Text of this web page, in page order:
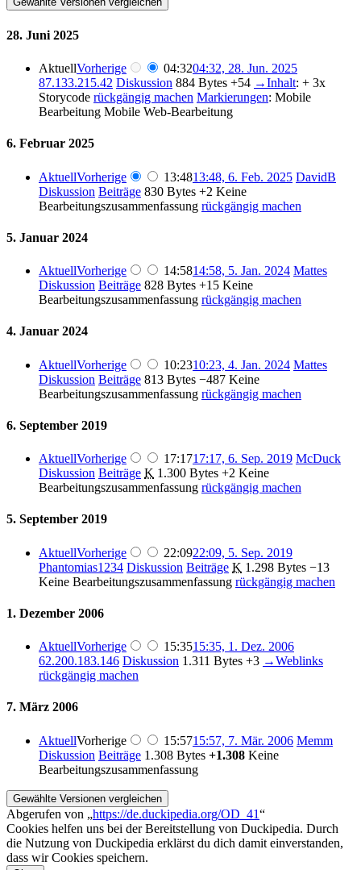
28. Juni 2025
AktuellVorherige 04:3204:32, 28. Jun. 2025
87.133.215.42 Diskussion 884 Bytes +54 →Inhalt: + 3x
Storycode rückgängig machen Markierungen: Mobile
Bearbeitung Mobile Web-Bearbeitung
6. Februar 2025
AktuellVorherige 13:4813:48, 6. Feb. 2025 DavidB
Diskussion Beiträge 830 Bytes +2 Keine
Bearbeitungszusammenfassung rückgängig machen
5. Januar 2024
AktuellVorherige 14:5814:58, 5. Jan. 2024 Mattes
Diskussion Beiträge 828 Bytes +15 Keine
Bearbeitungszusammenfassung rückgängig machen
4. Januar 2024
AktuellVorherige 10:2310:23, 4. Jan. 2024 Mattes
Diskussion Beiträge 813 Bytes −487 Keine
Bearbeitungszusammenfassung rückgängig machen
6. September 2019
AktuellVorherige 17:1717:17, 6. Sep. 2019 McDuck
Diskussion Beiträge K 1.300 Bytes +2 Keine
Bearbeitungszusammenfassung rückgängig machen
5. September 2019
AktuellVorherige 22:0922:09, 5. Sep. 2019
Phantomias1234 Diskussion Beiträge K 1.298 Bytes −13
Keine Bearbeitungszusammenfassung rückgängig machen
1. Dezember 2006
AktuellVorherige 15:3515:35, 1. Dez. 2006
62.200.183.146 Diskussion 1.311 Bytes +3 →Weblinks
rückgängig machen
7. März 2006
AktuellVorherige 15:5715:57, 7. Mär. 2006 Memm
Diskussion Beiträge 1.308 Bytes +1.308 Keine
Bearbeitungszusammenfassung
Abgerufen von „https://de.duckipedia.org/OD_41“
Cookies helfen uns bei der Bereitstellung von Duckipedia. Durch
die Nutzung von Duckipedia erklärst du dich damit einverstanden,
dass wir Cookies speichern.